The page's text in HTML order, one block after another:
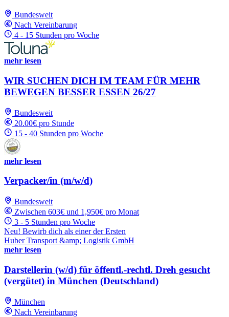
Bundesweit
Nach Vereinbarung
4 - 15 Stunden pro Woche
mehr lesen
WIR SUCHEN DICH IM TEAM FÜR MEHR
BEWEGEN BESSER ESSEN 26/27
Bundesweit
20.00€ pro Stunde
15 - 40 Stunden pro Woche
mehr lesen
Verpacker/in (m/w/d)
Bundesweit
Zwischen 603€ und 1,950€ pro Monat
3 - 5 Stunden pro Woche
Neu! Bewirb dich als einer der Ersten
Huber Transport &amp; Logistik GmbH
mehr lesen
Darstellerin (w/d) für öffentl.-rechtl. Dreh gesucht
(vergütet) in München (Deutschland)
München
Nach Vereinbarung